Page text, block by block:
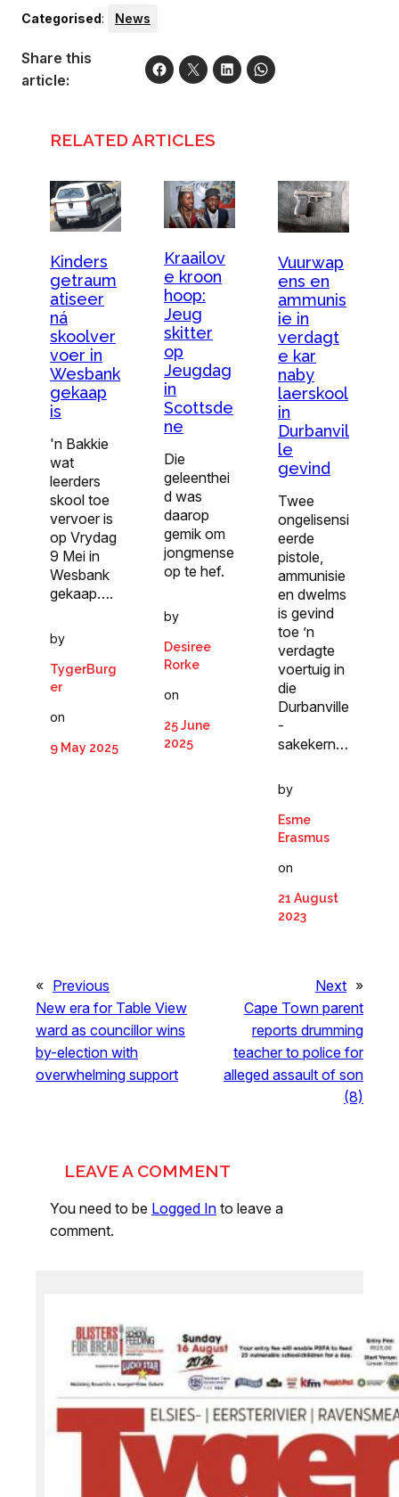
Categorised: News
Share this
article:
RELATED ARTICLES
Kinders
getraum
atiseer
ná
skoolver
voer in
Wesbank
gekaap
is
'n Bakkie
wat
leerders
skool toe
vervoer is
op Vrydag
9 Mei in
Wesbank
gekaap….
by
TygerBurg
er
on
9 May 2025
Kraailov
e kroon
hoop:
Jeug
skitter
op
Jeugdag
in
Scottsde
ne
Die
geleenthei
d was
daarop
gemik om
jongmense
op te hef.
by
Desiree
Rorke
on
25 June
2025
Vuurwap
ens en
ammunis
ie in
verdagt
e kar
naby
laerskool
in
Durbanvil
le
gevind
Twee
ongelisensi
eerde
pistole,
ammunisie
en dwelms
is gevind
toe ’n
verdagte
voertuig in
die
Durbanville
-
sakekern…
by
Esme
Erasmus
on
21 August
2023
« Previous
New era for Table View
ward as councillor wins
by-election with
overwhelming support
Next »
Cape Town parent
reports drumming
teacher to police for
alleged assault of son
(8)
LEAVE A COMMENT
You need to be Logged In to leave a
comment.